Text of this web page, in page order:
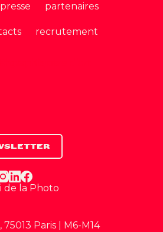
partenaires
recrutement
de la Photo
Paris | M6-M14